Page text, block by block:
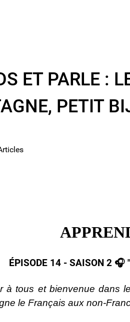
ET PARLE :
PETIT
ÉPISODE 14 - SAISON 2
à tous et bienvenue dans
le Français aux non-